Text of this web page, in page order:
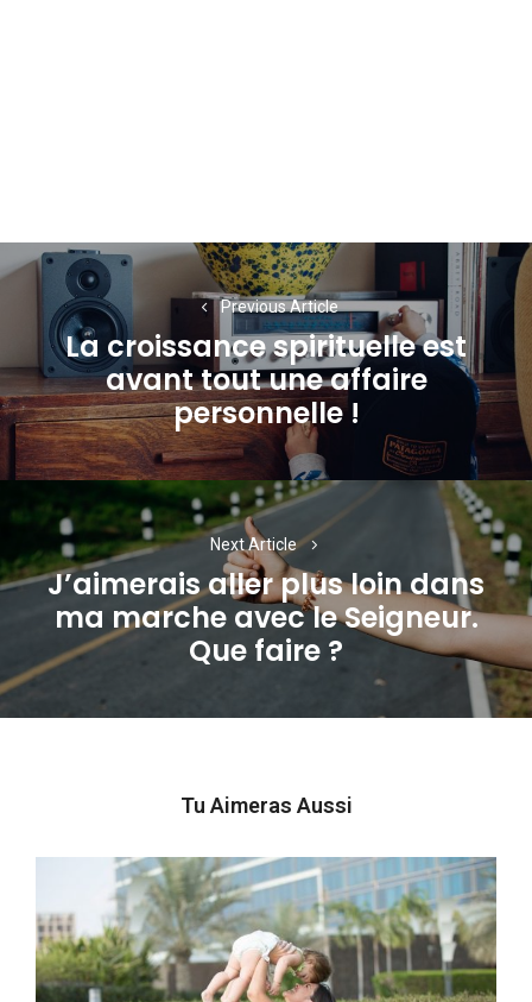
Navigation
l’article
Previous Article
Previous
post:
La croissance spirituelle est
avant tout une affaire
personnelle !
Next Article
Next
post:
J’aimerais aller plus loin dans
ma marche avec le Seigneur.
Que faire ?
Tu Aimeras Aussi